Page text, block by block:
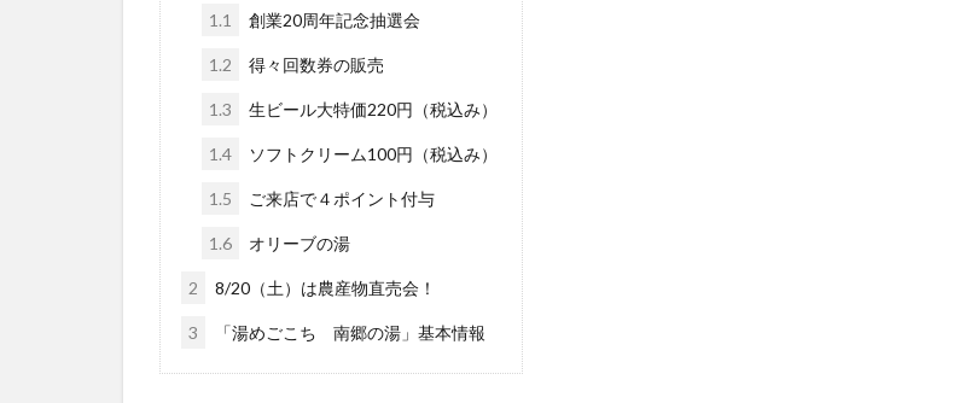
1.1 創業20周年記念抽選会
1.2 得々回数券の販売
1.3 生ビール大特価220円（税込み）
1.4 ソフトクリーム100円（税込み）
1.5 ご来店で４ポイント付与
1.6 オリーブの湯
2 8/20（土）は農産物直売会！
3 「湯めごこち 南郷の湯」基本情報